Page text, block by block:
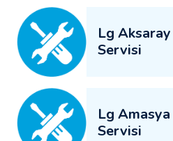
Lg
Servisi
Lg
Servisi